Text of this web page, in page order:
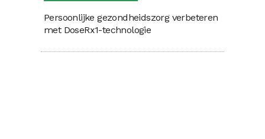
Persoonlijke gezondheidszorg verbeteren
met DoseRx1-technologie